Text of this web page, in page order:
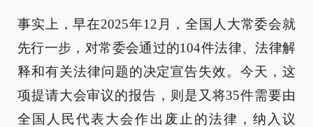
事实上，早在2025年12月，全国人大常委会就
先行一步，对常委会通过的104件法律、法律解
释和有关法律问题的决定宣告失效。今天，这
项提请大会审议的报告，则是又将35件需要由
全国人民代表大会作出废止的法律，纳入议